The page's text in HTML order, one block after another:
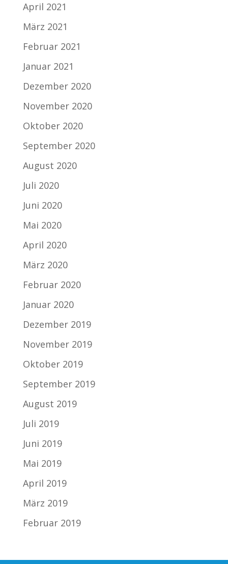
April 2021
März 2021
Februar 2021
Januar 2021
Dezember 2020
November 2020
Oktober 2020
September 2020
August 2020
Juli 2020
Juni 2020
Mai 2020
April 2020
März 2020
Februar 2020
Januar 2020
Dezember 2019
November 2019
Oktober 2019
September 2019
August 2019
Juli 2019
Juni 2019
Mai 2019
April 2019
März 2019
Februar 2019